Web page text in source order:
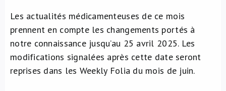
Les actualités médicamenteuses de ce mois
prennent en compte les changements portés à
notre connaissance jusqu’au 25 avril 2025. Les
modifications signalées après cette date seront
reprises dans les Weekly Folia du mois de juin.